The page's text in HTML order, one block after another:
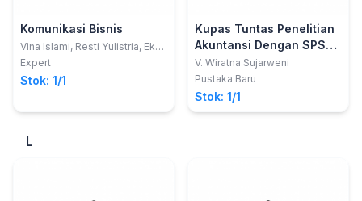
Komunikasi Bisnis
Vina Islami, Resti Yulistria, Eka
Putri Handayani
Expert
Stok: 1/1
Kupas Tuntas Penelitian
Akuntansi Dengan SPSS
Edisi Lengkap / Pustaka
Baru Press
V. Wiratna Sujarweni
Pustaka Baru
Stok: 1/1
L